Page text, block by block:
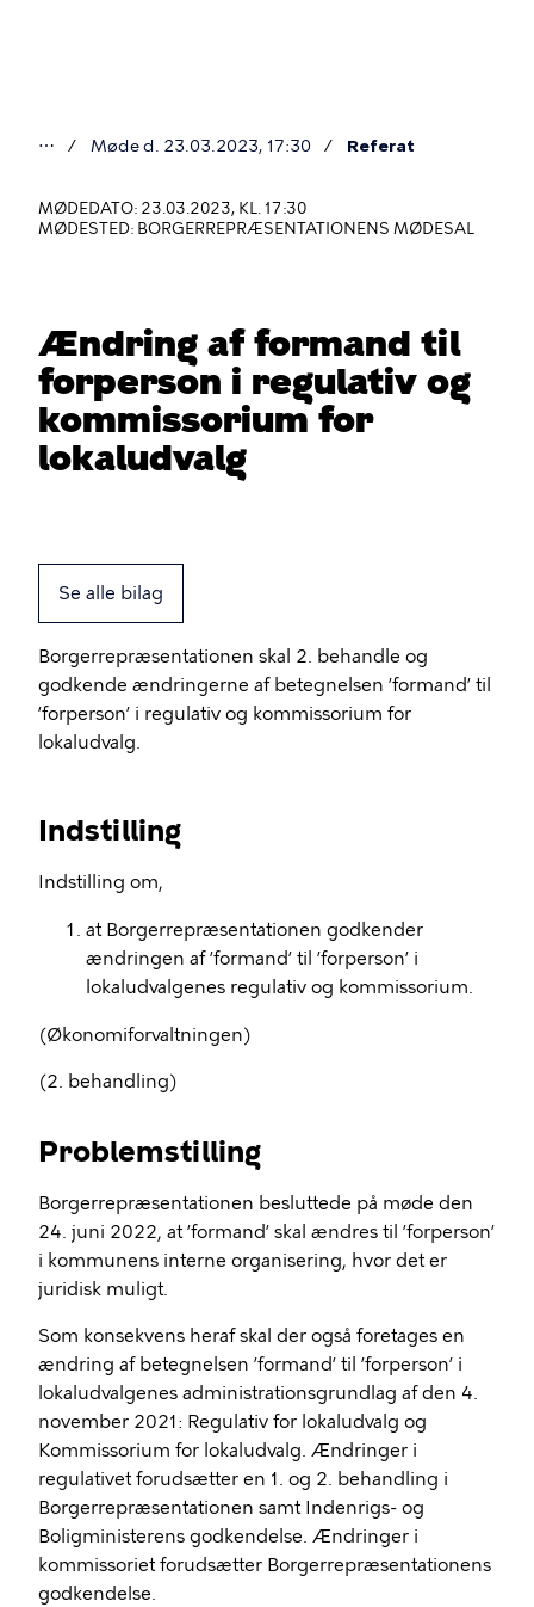
er
her
⋯ Møde d. 23.03.2023, 17:30 Referat
MØDEDATO: 23.03.2023, KL. 17:30
MØDESTED: BORGERREPRÆSENTATIONENS MØDESAL
Ændring af formand til
forperson i regulativ og
kommissorium for
lokaludvalg
Se alle bilag
Borgerrepræsentationen skal 2. behandle og
godkende ændringerne af betegnelsen ’formand’ til
’forperson’ i regulativ og kommissorium for
lokaludvalg.
Indstilling
Indstilling om,
at Borgerrepræsentationen godkender
ændringen af ’formand’ til ’forperson’ i
lokaludvalgenes regulativ og kommissorium.
(Økonomiforvaltningen)
(2. behandling)
Problemstilling
Borgerrepræsentationen besluttede på møde den
24. juni 2022, at ’formand’ skal ændres til ’forperson’
i kommunens interne organisering, hvor det er
juridisk muligt.
Som konsekvens heraf skal der også foretages en
ændring af betegnelsen ’formand’ til ’forperson’ i
lokaludvalgenes administrationsgrundlag af den 4.
november 2021: Regulativ for lokaludvalg og
Kommissorium for lokaludvalg. Ændringer i
regulativet forudsætter en 1. og 2. behandling i
Borgerrepræsentationen samt Indenrigs- og
Boligministerens godkendelse. Ændringer i
kommissoriet forudsætter Borgerrepræsentationens
godkendelse.